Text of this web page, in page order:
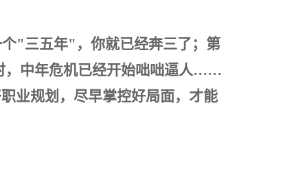
"三五年"，你就已经奔三了；第
，中年危机已经开始咄咄逼人……
业规划，尽早掌控好局面，才能